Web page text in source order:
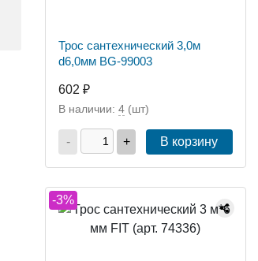
Трос сантехнический 3,0м
d6,0мм BG-99003
602 ₽
В наличии: 4 (шт)
- + В корзину
-3%